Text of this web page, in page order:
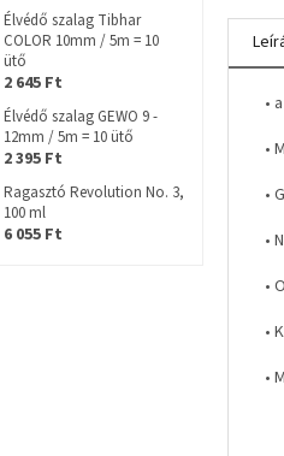
Élvédő szalag Tibhar
COLOR 10mm / 5m = 10
ütő
2 645 Ft
Élvédő szalag GEWO 9 -
12mm / 5m = 10 ütő
2 395 Ft
Ragasztó Revolution No. 3,
100 ml
6 055 Ft
•
•
•
•
•
•
•